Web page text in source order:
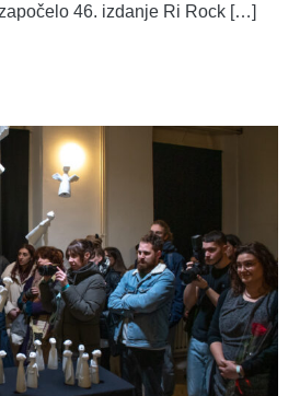
46. izdanje Ri Rock […]